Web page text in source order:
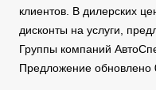
клиентов. В дилерских
дисконты на услуги,
Группы компаний
Предложение обновлено